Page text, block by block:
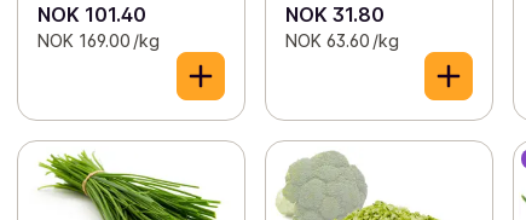
NOK 101.40
NOK 169.00 /kg
NOK 31.80
NOK 63.60 /kg